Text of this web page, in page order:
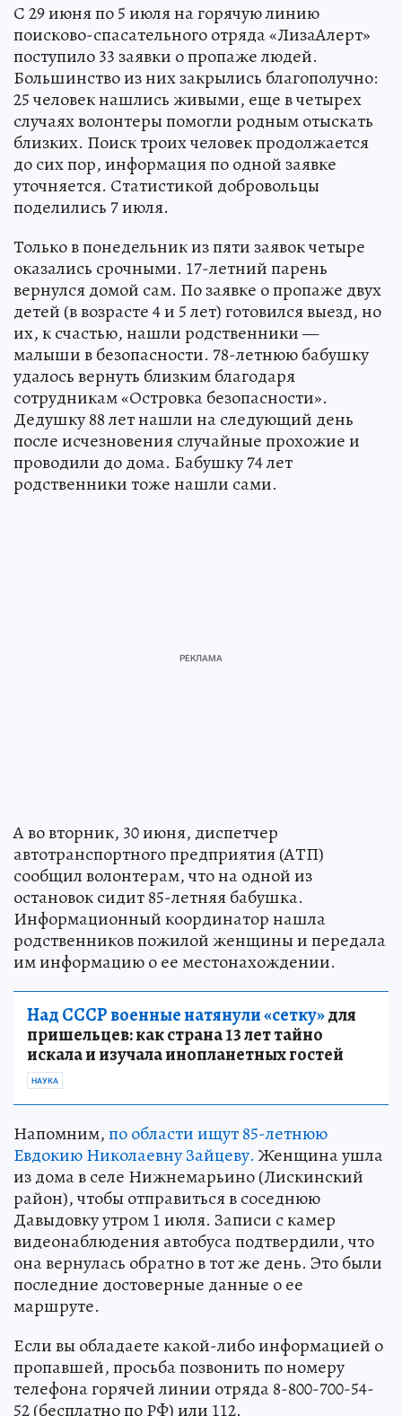
С 29 июня по 5 июля на горячую линию
поисково-спасательного отряда «ЛизаАлерт»
поступило 33 заявки о пропаже людей.
Большинство из них закрылись благополучно:
25 человек нашлись живыми, еще в четырех
случаях волонтеры помогли родным отыскать
близких. Поиск троих человек продолжается
до сих пор, информация по одной заявке
уточняется. Статистикой добровольцы
поделились 7 июля.
Только в понедельник из пяти заявок четыре
оказались срочными. 17-летний парень
вернулся домой сам. По заявке о пропаже двух
детей (в возрасте 4 и 5 лет) готовился выезд, но
их, к счастью, нашли родственники —
малыши в безопасности. 78-летнюю бабушку
удалось вернуть близким благодаря
сотрудникам «Островка безопасности».
Дедушку 88 лет нашли на следующий день
после исчезновения случайные прохожие и
проводили до дома. Бабушку 74 лет
родственники тоже нашли сами.
А во вторник, 30 июня, диспетчер
автотранспортного предприятия (АТП)
сообщил волонтерам, что на одной из
остановок сидит 85-летняя бабушка.
Информационный координатор нашла
родственников пожилой женщины и передала
им информацию о ее местонахождении.
Над СССР военные натянули «сетку»для
пришельцев: как страна 13 лет тайно
искала и изучала инопланетных гостей
НАУКА
Напомним,по области ищут 85-летнюю
Евдокию Николаевну Зайцеву. Женщина ушла
из дома в селе Нижнемарьино (Лискинский
район), чтобы отправиться в соседнюю
Давыдовку утром 1 июля. Записи с камер
видеонаблюдения автобуса подтвердили, что
она вернулась обратно в тот же день. Это были
последние достоверные данные о ее
маршруте.
Если вы обладаете какой-либо информацией о
пропавшей, просьба позвонить по номеру
телефона горячей линии отряда 8-800-700-54-
52 (бесплатно по РФ) или 112.